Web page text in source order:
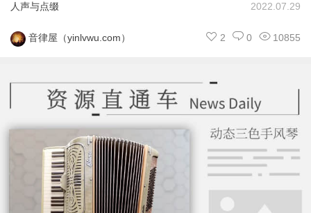
人声与点缀 2022.07.29
音律屋（yinlvwu.com） 10855
0
2